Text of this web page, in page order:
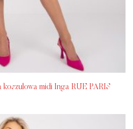
koszulowa midi Inga RUE PARIS